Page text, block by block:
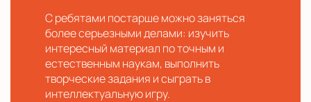
С ребятами постарше можно заняться
более серьезными делами: изучить
интересный материал по точным и
естественным наукам, выполнить
творческие задания и сыграть в
интеллектуальную игру.